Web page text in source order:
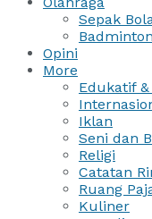
Sepak
Badminton
Opini
More
Edukatif
Iklan
Seni dan
Religi
Catatan
Ruang
Kuliner